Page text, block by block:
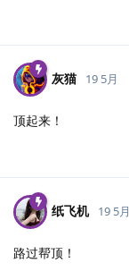
灰猫 19 5月
顶起来！
纸飞机 19 5月
路过帮顶！